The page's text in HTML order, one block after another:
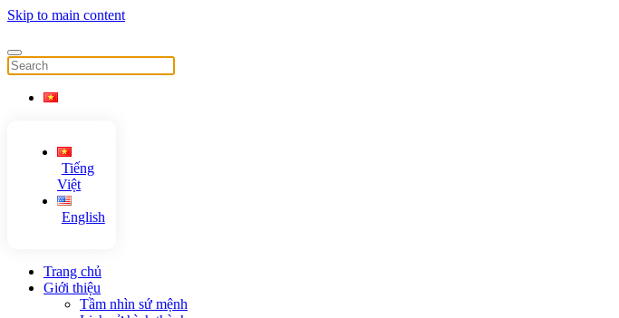
Skip to main content
Tiếng
Việt
English
Trang chủ
Giới thiệu
Tầm nhìn sứ mệnh